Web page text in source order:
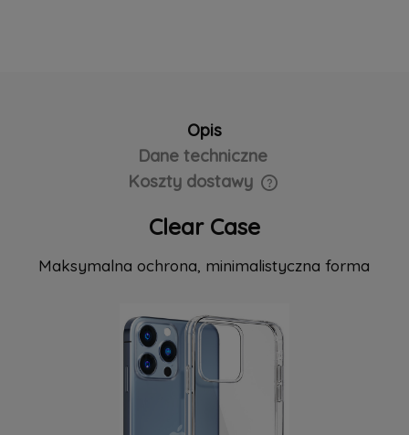
Opis
Dane techniczne
Koszty dostawy
Cena nie zawiera ewentualnych kosztów płatności
Clear Case
Maksymalna ochrona, minimalistyczna forma